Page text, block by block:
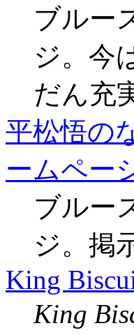
ブルー
ジ。今
だん充
平松悟の
ームペー
ブルー
ジ。掲
King
King